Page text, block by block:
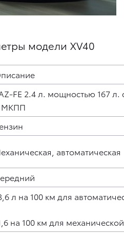
модели XV40
FE 2.4 л. мощностью 167
МКПП
автоматическая
л на 100 км для
на 100 км для